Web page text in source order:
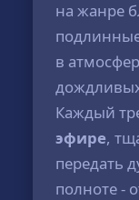
на жанре
в
Каждый
эфире,
передать
полноте -